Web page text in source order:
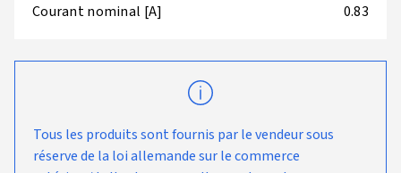
Courant nominal [A] 0.83
Tous les produits sont fournis par le vendeur sous
réserve de la loi allemande sur le commerce